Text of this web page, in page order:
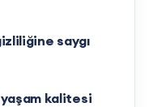
saygı
kalitesi